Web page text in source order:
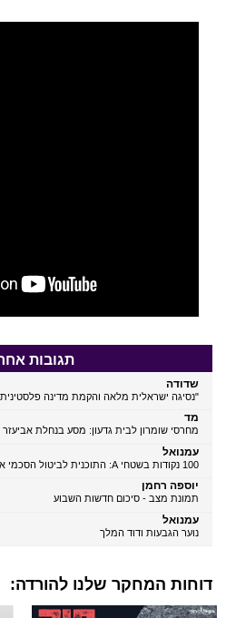
תגובות
שדודה
"נסיגה ישראלית מלאה והקמת מדינה
מד
מחרסי שומרון לבית גדעון: מסע בנחלת
עמנואל
100 נקודות בשטחי A: התוכנית לביטול הסכמי אוסלו
יוספה רחמן
תמונת מצב - סיכום חדשות השבוע
עמנואל
נוער הגבעות ודוד המלך
דוחות המחקר שלנו להורדה: